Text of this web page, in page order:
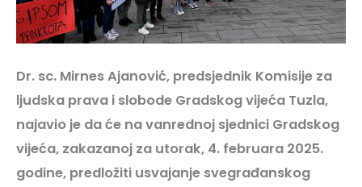
Dr. sc. Mirnes Ajanović, predsjednik Komisije za
ljudska prava i slobode Gradskog vijeća Tuzla,
najavio je da će na vanrednoj sjednici Gradskog
vijeća, zakazanoj za utorak, 4. februara 2025.
godine, predložiti usvajanje svegrađanskog